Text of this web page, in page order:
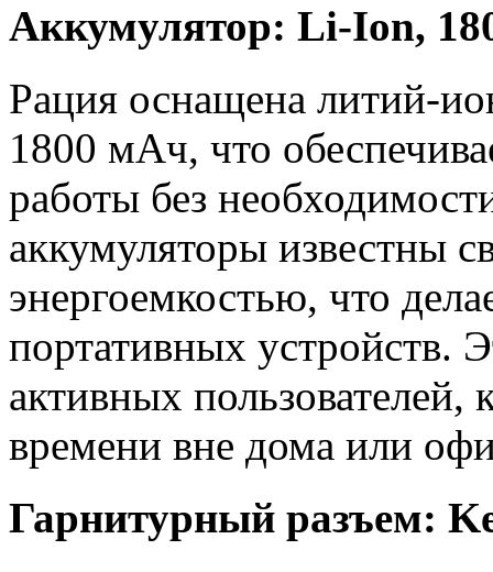
Аккумулятор: Li-Ion,
Рация оснащена литий-
1800 мАч, что
работы без
аккумуляторы известны
энергоемкостью, что
портативных устройств.
активных пользователей,
времени вне дома или
Гарнитурный разъем: